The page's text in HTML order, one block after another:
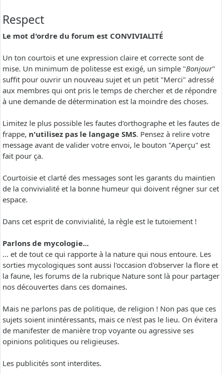
Respect
Le mot d'ordre du forum est CONVIVIALITÉ
Un ton courtois et une expression claire et correcte sont de
mise. Un minimum de politesse est exigé, un simple "Bonjour"
suffit pour ouvrir un nouveau sujet et un petit "Merci" adressé
aux membres qui ont pris le temps de chercher et de répondre
à une demande de détermination est la moindre des choses.
Limitez le plus possible les fautes d'orthographe et les fautes de
frappe, n'utilisez pas le langage SMS. Pensez à relire votre
message avant de valider votre envoi, le bouton "Aperçu" est
fait pour ça.
Courtoisie et clarté des messages sont les garants du maintien
de la convivialité et la bonne humeur qui doivent régner sur cet
espace.
Dans cet esprit de convivialité, la règle est le tutoiement !
Parlons de mycologie...
... et de tout ce qui rapporte à la nature qui nous entoure. Les
sorties mycologiques sont aussi l'occasion d'observer la flore et
la faune, les forums de la rubrique Nature sont là pour partager
nos découvertes dans ces domaines.
Mais ne parlons pas de politique, de religion ! Non pas que ces
sujets soient inintéressants, mais ce n'est pas le lieu. On évitera
de manifester de manière trop voyante ou agressive ses
opinions politiques ou religieuses.
Les publicités sont interdites.